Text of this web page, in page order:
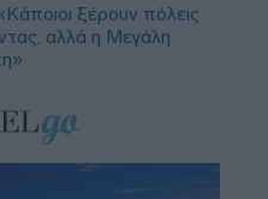
ξέρουν πόλεις
αλλά η Μεγάλη